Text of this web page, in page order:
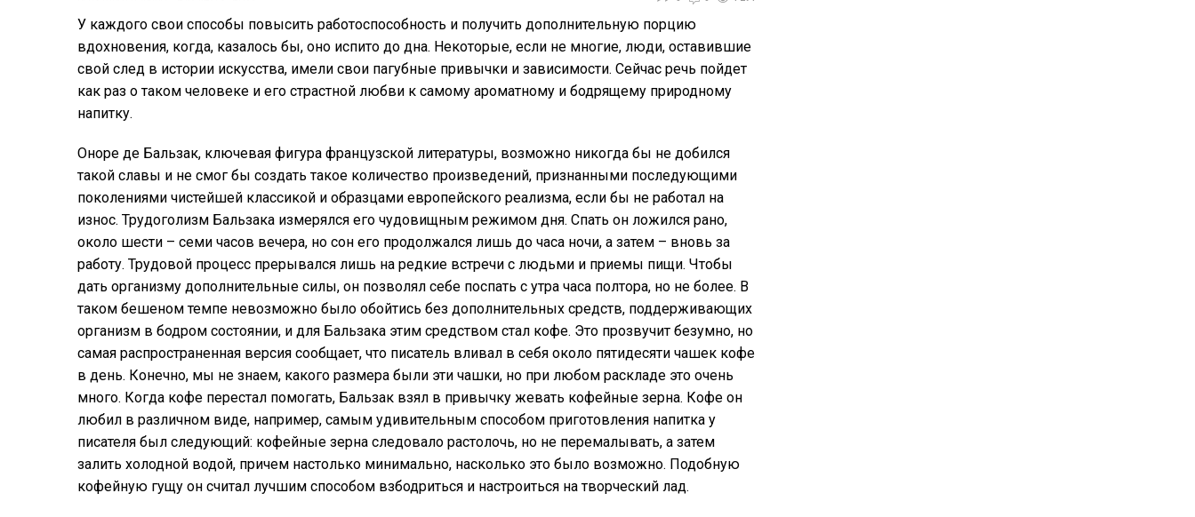
У каждого свои способы повысить работоспособность и получить дополнительную порцию
вдохновения, когда, казалось бы, оно испито до дна. Некоторые, если не многие, люди, оставившие
свой след в истории искусства, имели свои пагубные привычки и зависимости. Сейчас речь пойдет
как раз о таком человеке и его страстной любви к самому ароматному и бодрящему природному
напитку.
Оноре де Бальзак, ключевая фигура французской литературы, возможно никогда бы не добился
такой славы и не смог бы создать такое количество произведений, признанными последующими
поколениями чистейшей классикой и образцами европейского реализма, если бы не работал на
износ. Трудоголизм Бальзака измерялся его чудовищным режимом дня. Спать он ложился рано,
около шести – семи часов вечера, но сон его продолжался лишь до часа ночи, а затем – вновь за
работу. Трудовой процесс прерывался лишь на редкие встречи с людьми и приемы пищи. Чтобы
дать организму дополнительные силы, он позволял себе поспать с утра часа полтора, но не более. В
таком бешеном темпе невозможно было обойтись без дополнительных средств, поддерживающих
организм в бодром состоянии, и для Бальзака этим средством стал кофе. Это прозвучит безумно, но
самая распространенная версия сообщает, что писатель вливал в себя около пятидесяти чашек кофе
в день. Конечно, мы не знаем, какого размера были эти чашки, но при любом раскладе это очень
много. Когда кофе перестал помогать, Бальзак взял в привычку жевать кофейные зерна. Кофе он
любил в различном виде, например, самым удивительным способом приготовления напитка у
писателя был следующий: кофейные зерна следовало растолочь, но не перемалывать, а затем
залить холодной водой, причем настолько минимально, насколько это было возможно. Подобную
кофейную гущу он считал лучшим способом взбодриться и настроиться на творческий лад.